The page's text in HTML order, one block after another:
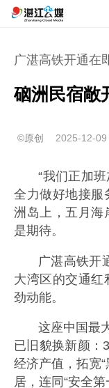
广湛高铁开通在
硇洲民宿敞
©原创 2025-12-09
“我们正加
全力做好地接服
洲岛上，五月海
是期待。
广湛高铁开
大湾区的交通红
劲动能。
这座中国最
已旧貌换新颜：
经济产值，拓宽
居，连同“安全